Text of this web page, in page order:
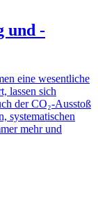
und -
eine wesentliche
lassen sich
der CO₂-Ausstoß
systematischen
mehr und